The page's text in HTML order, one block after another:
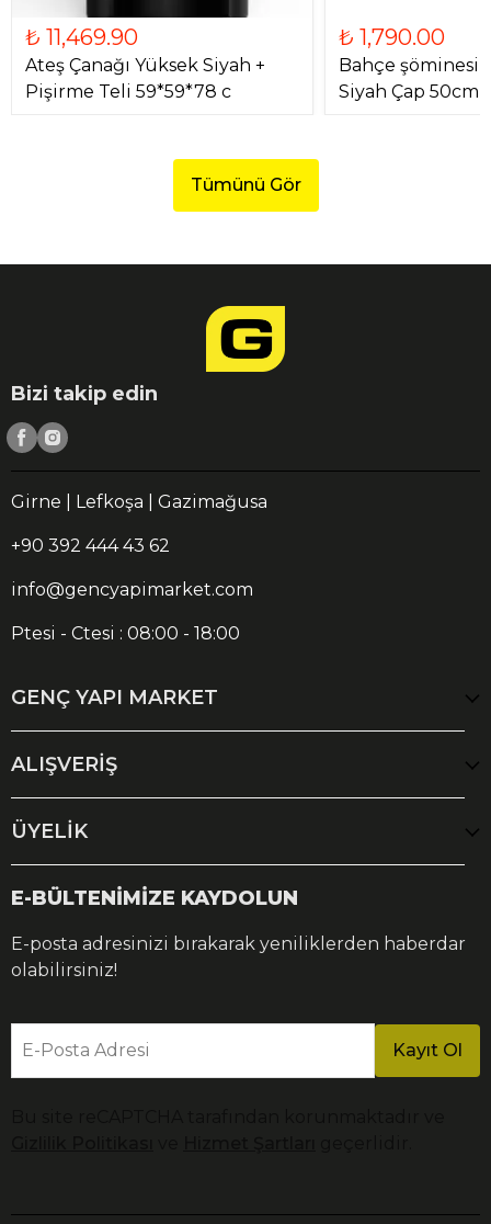
₺ 11,469.90
Ateş Çanağı Yüksek Siyah +
Pişirme Teli 59*59*78 c
₺ 1,790.00
Bahçe şöminesi
Siyah Çap 50cm
Tümünü Gör
Bizi takip edin
Girne | Lefkoşa | Gazimağusa
+90 392 444 43 62
info@gencyapimarket.com
Ptesi - Ctesi : 08:00 - 18:00
GENÇ YAPI MARKET
ALIŞVERİŞ
ÜYELİK
E-BÜLTENİMİZE KAYDOLUN
E-posta adresinizi bırakarak yeniliklerden haberdar
olabilirsiniz!
E-Posta Adresi Kayıt Ol